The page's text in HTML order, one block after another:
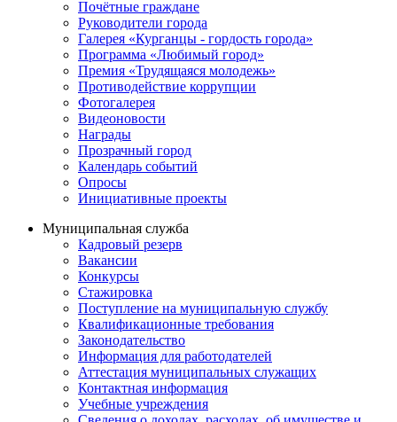
Почётные граждане
Руководители города
Галерея «Курганцы - гордость города»
Программа «Любимый город»
Премия «Трудящаяся молодежь»
Противодействие коррупции
Фотогалерея
Видеоновости
Награды
Прозрачный город
Календарь событий
Опросы
Инициативные проекты
Муниципальная служба
Кадровый резерв
Вакансии
Конкурсы
Стажировка
Поступление на муниципальную службу
Квалификационные требования
Законодательство
Информация для работодателей
Аттестация муниципальных служащих
Контактная информация
Учебные учреждения